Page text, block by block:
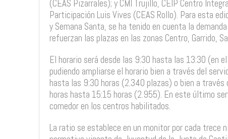
(CEAS Pizarrales); y CMI Trujillo, CEIP Centro
Participación Luis Vives (CEAS Rollo). Para esta
y Semana Santa, se ha tenido en cuenta la
refuerzan las plazas en las zonas Centro, Garrido,
El horario será desde las 9:30 hasta las 13:30 (en
pudiendo ampliarse el horario bien a través del
hasta las 9:30 horas (2.340 plazas) o bien a través
horas hasta 15:15 horas (2.955). En este último
comedor en los centros habilitados.
La ratio se establece en un monitor por cada trece